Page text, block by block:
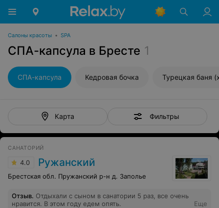
Салоны красоты • SPA
СПА-капсула в Бресте 1
СПА-капсула Кедровая бочка Турецкая баня
Карта Фильтры
САНАТОРИЙ
4.0 Ружанский
Брестская обл. Пружанский р-н д. Заполье
Отзыв. Отдыхали с сыном в санатории 5 раз, все очень
нравится. В этом году едем опять.
Еще